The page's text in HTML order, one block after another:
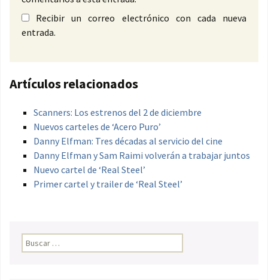
Recibir un correo electrónico con cada nueva
entrada.
Artículos relacionados
Scanners: Los estrenos del 2 de diciembre
Nuevos carteles de ‘Acero Puro’
Danny Elfman: Tres décadas al servicio del cine
Danny Elfman y Sam Raimi volverán a trabajar juntos
Nuevo cartel de ‘Real Steel’
Primer cartel y trailer de ‘Real Steel’
Buscar: